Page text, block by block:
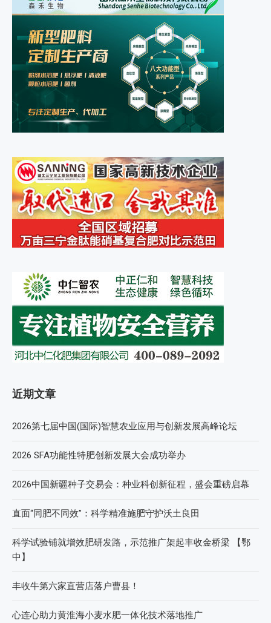
近期文章
2026第七届中国(国际)智慧农业应用与创新发展高峰论坛
2026 SFA功能性特肥创新发展大会成功举办
2026中国新疆种子交易会：种业科创新征程，盛会重磅启幕
直面“同肥不同效”：科学精准施肥守护沃土良田
科学试验铺就增效肥研发路，示范推广架起丰收金桥梁 【鄂
中】
丰收牛第六家直营店落户曹县！
心连心助力黄淮海小麦水肥一体化技术落地推广